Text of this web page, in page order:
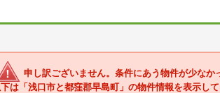
申し訳ございません。条件にあう物件が少なか
は「浅口市と都窪郡早島町」の物件情報を表示して